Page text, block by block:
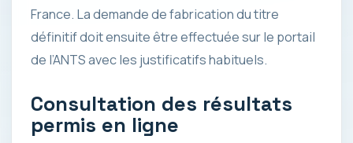
France. La demande de fabrication du titre
définitif doit ensuite être effectuée sur le portail
de l’ANTS avec les justificatifs habituels.
Consultation des résultats
permis en ligne